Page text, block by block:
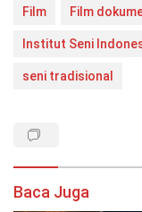
Film Film
Institut Seni
seni tradisional
Baca Juga